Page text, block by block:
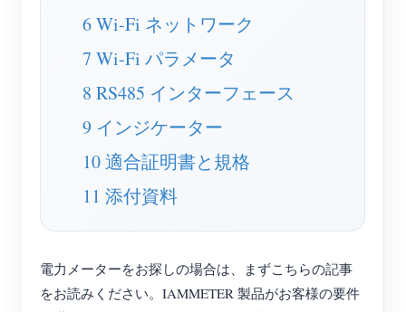
仮想メーター
エネルギー予測・シミュレーションシステム
アプリケーション
太陽光PVシステム エネルギーモニター
電力使用量モニター
PVヒーター制御システム
工場エネルギー監視
ストア
リソース
チュートリアル動画
コントリビューターセンター
ソリューション
お問い合わせ
6 Wi-Fi ネットワーク
7 Wi-Fi パラメータ
8 RS485 インターフェース
9 インジケーター
10 適合証明書と規格
11 添付資料
電力メーターをお探しの場合は、まずこちらの記事
をお読みください。IAMMETER 製品がお客様の要件